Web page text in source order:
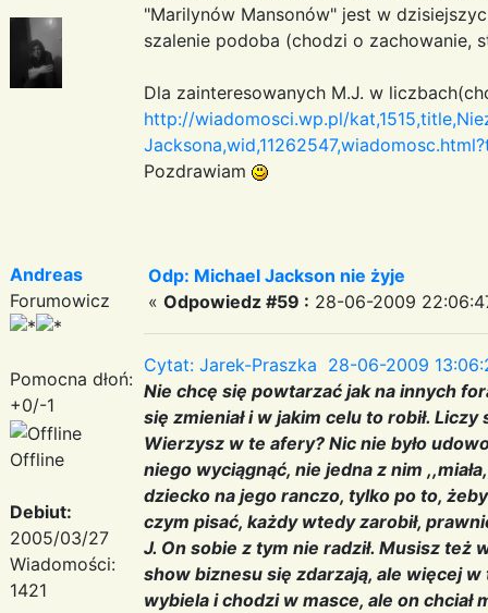
"Marilynów Mansonów" jest w
szalenie podoba (chodzi o zachowanie,
Dla zainteresowanych M.J. w
http://wiadomosci.wp.pl/
Pozdrawiam
Andreas
Forumowicz
Pomocna dłoń:
+0/-1
Offline
Debiut:
2005/03/27
Wiadomości:
1421
Odp: Michael Jackson nie żyje
« Odpowiedz #59 : 28-06-2009
Cytat: Jarek-Praszka 28-06-2009
Nie chcę się powtarzać jak na innych
się zmieniał i w jakim celu to robił.
Wierzysz w te afery? Nic nie było
niego wyciągnąć, nie jedna z nim
dziecko na jego ranczo, tylko po to,
czym pisać, każdy wtedy zarobił,
J. On sobie z tym nie radził. Musisz
show biznesu się zdarzają, ale więcej
wybiela i chodzi w masce, ale on chciał